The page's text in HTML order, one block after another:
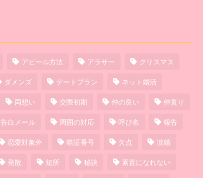
アピール方法 アラサー クリスマス
ダメンズ デートプラン ネット婚活
両想い 交際初期 仲の良い 仲直り
告白メール 周囲の対応 呼び名 報告
恋愛対象外 暗証番号 欠点 涙婚
発散 短所 秘訣 素直になれない